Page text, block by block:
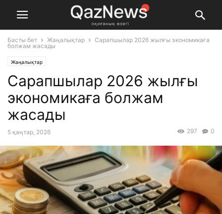
Басты бет Жаңалықтар
Сарапшылар 2026 жылғы экономикаға
болжам жасады
Жаңалықтар
Сарапшылар 2026 жылғы
экономикаға болжам
жасады
5 қаңтар, 2026 0
297